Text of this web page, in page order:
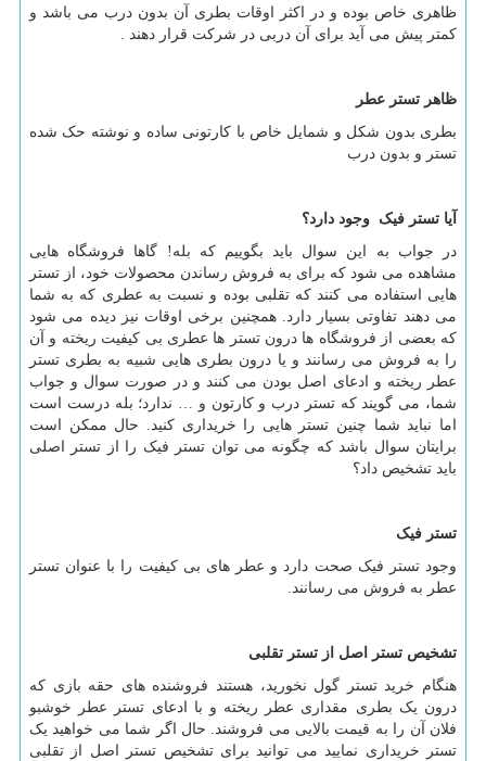
ظاهری خاص بوده و در اکثر اوقات بطری آن بدون درب می باشد و
کمتر پیش می آید برای آن دربی در شرکت قرار دهند .
ظاهر تستر عطر
بطری بدون شکل و شمایل خاص با کارتونی ساده و نوشته حک شده
تستر و بدون درب
آیا تستر فیک وجود دارد؟
در جواب به این سوال باید بگوییم که بله! گاها فروشگاه هایی
مشاهده می شود که برای به فروش رساندن محصولات خود، از تستر
هایی استفاده می کنند که تقلبی بوده و نسبت به عطری که به شما
می دهند تفاوتی بسیار دارد. همچنین برخی اوقات نیز دیده می شود
که بعضی از فروشگاه ها درون تستر ها عطری بی کیفیت ریخته و آن
را به فروش می رسانند و یا درون بطری هایی شبیه به بطری تستر
عطر ریخته و ادعای اصل بودن می کنند و در صورت سوال و جواب
شما، می گویند که تستر درب و کارتون و … ندارد؛ بله درست است
اما نباید شما چنین تستر هایی را خریداری کنید. حال ممکن است
برایتان سوال باشد که چگونه می توان تستر فیک را از تستر اصلی
باید تشخیص داد؟
تستر فیک
وجود تستر فیک صحت دارد و عطر های بی کیفیت را با عنوان تستر
عطر به فروش می رسانند.
تشخیص تستر اصل از تستر تقلبی
هنگام خرید تستر گول نخورید، هستند فروشنده های حقه بازی که
درون یک بطری مقداری عطر ریخته و با ادعای تستر عطر خوشبو
فلان آن را به قیمت بالایی می فروشند. حال اگر شما می خواهید یک
تستر خریداری نمایید می توانید برای تشخیص تستر اصل از تقلبی